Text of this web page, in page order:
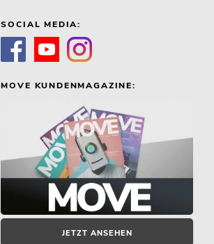
SOCIAL MEDIA:
MOVE KUNDENMAGAZINE:
JETZT ANSEHEN